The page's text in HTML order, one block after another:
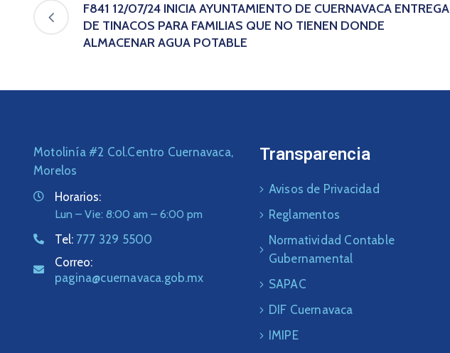
F841 12/07/24 INICIA AYUNTAMIENTO DE CUERNAVACA ENTREGA
DE TINACOS PARA FAMILIAS QUE NO TIENEN DONDE
ALMACENAR AGUA POTABLE
Motolinía #2 Col.Centro Cuernavaca,
Morelos
Horarios:
Lun – Vie: 8:00 am – 6:00 pm
Tel: 777 329 5500
Correo:
pagina@cuernavaca.gob.mx
Transparencia
Avisos de Privacidad
Reglamentos
Normatividad Contable
Gubernamental
SAPAC
DIF Cuernavaca
IMIPE